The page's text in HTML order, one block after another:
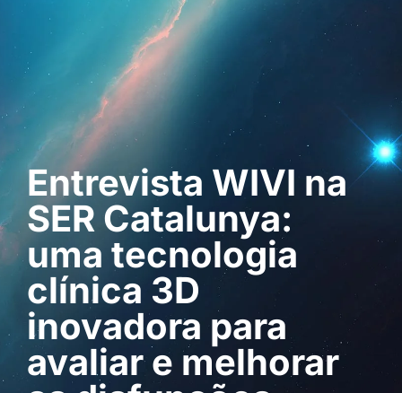
Pedir uma
demonstração
Entrevista WIVI na
SER Catalunya:
uma tecnologia
clínica 3D
inovadora para
avaliar e melhorar